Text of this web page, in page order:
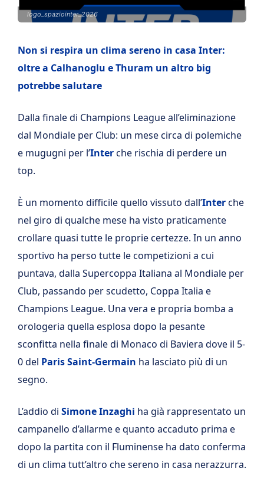
logo_spaziointer_2026
Non si respira un clima sereno in casa Inter:
oltre a Calhanoglu e Thuram un altro big
potrebbe salutare
Dalla finale di Champions League all’eliminazione
dal Mondiale per Club: un mese circa di polemiche
e mugugni per l’Interche rischia di perdere un
top.
È un momento difficile quello vissuto dall’Interche
nel giro di qualche mese ha visto praticamente
crollare quasi tutte le proprie certezze. In un anno
sportivo ha perso tutte le competizioni a cui
puntava, dalla Supercoppa Italiana al Mondiale per
Club, passando per scudetto, Coppa Italia e
Champions League. Una vera e propria bomba a
orologeria quella esplosa dopo la pesante
sconfitta nella finale di Monaco di Baviera dove il 5-
0 del Paris Saint-Germain ha lasciato più di un
segno.
L’addio di Simone Inzaghi ha già rappresentato un
campanello d’allarme e quanto accaduto prima e
dopo la partita con il Fluminense ha dato conferma
di un clima tutt’altro che sereno in casa nerazzurra.